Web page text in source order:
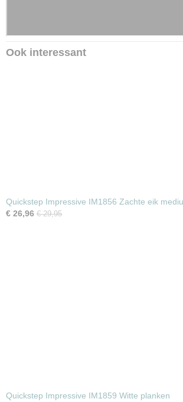
Ook interessant
Quickstep Impressive IM1856 Zachte eik
€ 26,96 € 29,95
Quickstep Impressive IM1859 Witte planken